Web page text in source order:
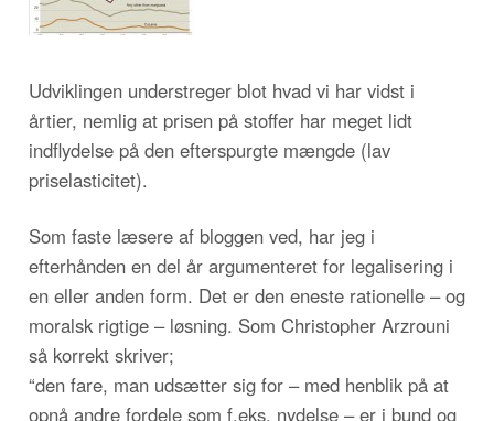
Udviklingen understreger blot hvad vi har vidst i
årtier, nemlig at prisen på stoffer har meget lidt
indflydelse på den efterspurgte mængde (lav
priselasticitet).
Som faste læsere af bloggen ved, har jeg i
efterhånden en del år argumenteret for legalisering i
en eller anden form. Det er den eneste rationelle – og
moralsk rigtige – løsning. Som Christopher Arzrouni
så korrekt skriver;
“den fare, man udsætter sig for – med henblik på at
opnå andre fordele som f.eks. nydelse – er i bund og